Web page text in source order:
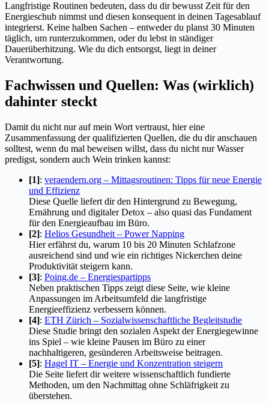
Langfristige Routinen bedeuten, dass du dir bewusst Zeit für den
Energieschub nimmst und diesen konsequent in deinen Tagesablauf
integrierst. Keine halben Sachen – entweder du planst 30 Minuten
täglich, um runterzukommen, oder du lebst in ständiger
Dauerüberhitzung. Wie du dich entsorgst, liegt in deiner
Verantwortung.
Fachwissen und Quellen: Was (wirklich)
dahinter steckt
Damit du nicht nur auf mein Wort vertraust, hier eine
Zusammenfassung der qualifizierten Quellen, die du dir anschauen
solltest, wenn du mal beweisen willst, dass du nicht nur Wasser
predigst, sondern auch Wein trinken kannst:
[1]: veraendern.org – Mittagsroutinen: Tipps für neue Energie
und Effizienz
Diese Quelle liefert dir den Hintergrund zu Bewegung,
Ernährung und digitaler Detox – also quasi das Fundament
für den Energieaufbau im Büro.
[2]: Helios Gesundheit – Power Napping
Hier erfährst du, warum 10 bis 20 Minuten Schlafzone
ausreichend sind und wie ein richtiges Nickerchen deine
Produktivität steigern kann.
[3]: Poing.de – Energiespartipps
Neben praktischen Tipps zeigt diese Seite, wie kleine
Anpassungen im Arbeitsumfeld die langfristige
Energieeffizienz verbessern können.
[4]: ETH Zürich – Sozialwissenschaftliche Begleitstudie
Diese Studie bringt den sozialen Aspekt der Energiegewinne
ins Spiel – wie kleine Pausen im Büro zu einer
nachhaltigeren, gesünderen Arbeitsweise beitragen.
[5]: Hagel IT – Energie und Konzentration steigern
Die Seite liefert dir weitere wissenschaftlich fundierte
Methoden, um den Nachmittag ohne Schläfrigkeit zu
überstehen.